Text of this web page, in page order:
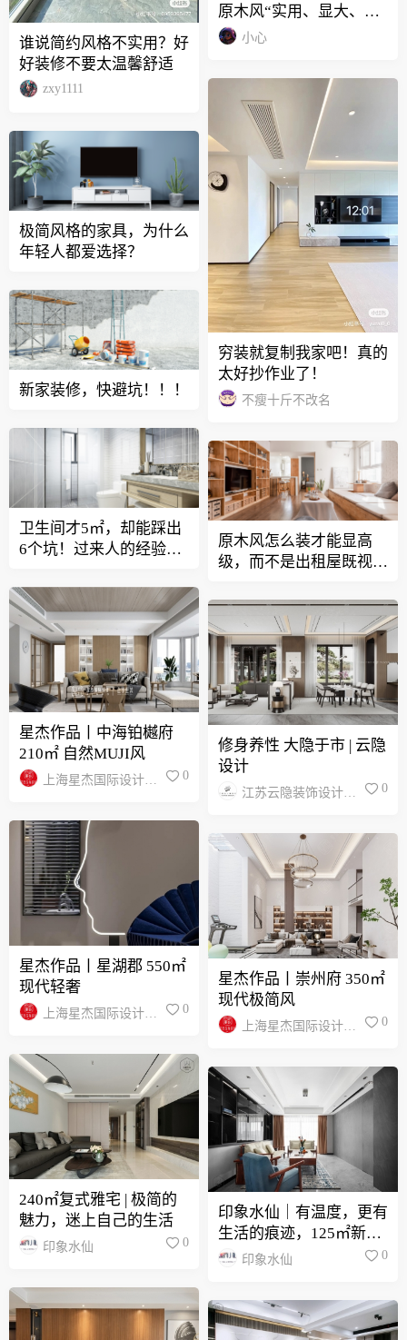
谁说简约风格不实用？好
好装修不要太温馨舒适
zxy1111
极简风格的家具，为什么
年轻人都爱选择？
新家装修，快避坑！！！
卫生间才5㎡，却能踩出
6个坑！过来人的经验教
星杰作品丨中海铂樾府
210㎡ 自然MUJI风
上海星杰国际设计南
0
星杰作品丨星湖郡 550㎡
现代轻奢
上海星杰国际设计南
0
240㎡复式雅宅 | 极简的
魅力，迷上自己的生活
印象水仙 0
原木风“实用、显大、显
亮、显层高”
小心
穷装就复制我家吧！真的
太好抄作业了！
不瘦十斤不改名
原木风怎么装才能显高
级，而不是出租屋既视
修身养性 大隐于市 | 云隐
设计
江苏云隐装饰设计工
0
星杰作品丨崇州府 350㎡
现代极简风
上海星杰国际设计南
0
印象水仙｜有温度，更有
生活的痕迹，125㎡新中
式
印象水仙 0